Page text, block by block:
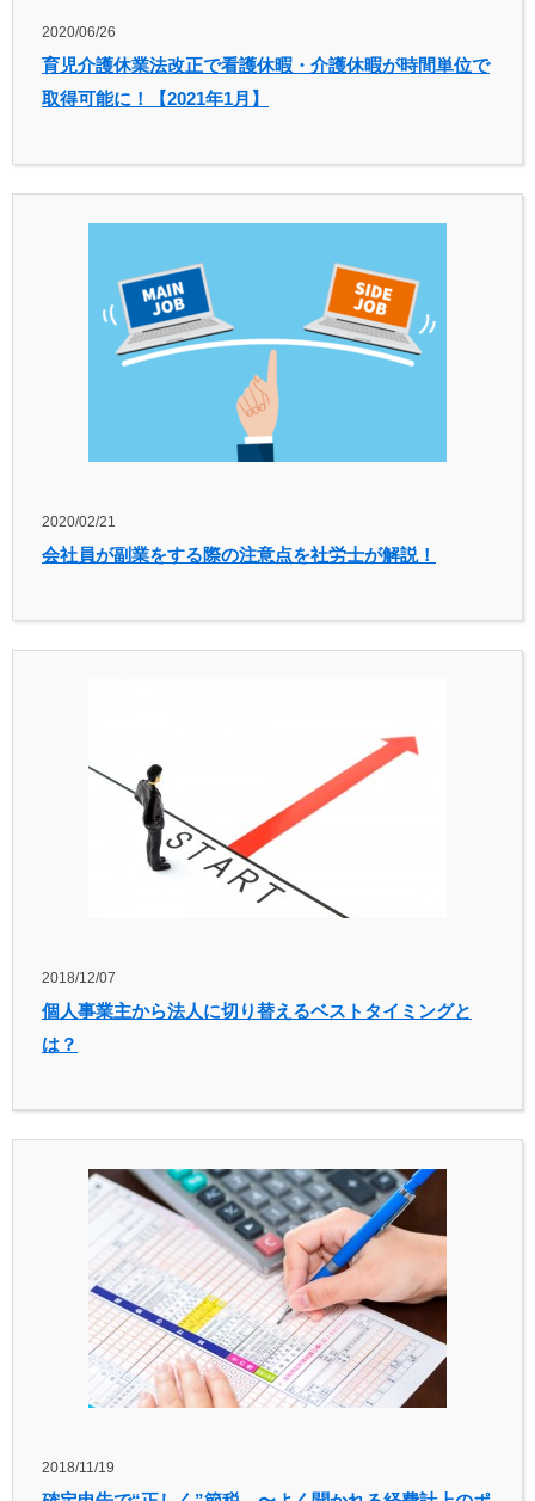
2020/06/26
育児介護休業法改正で看護休暇・介護休暇が時間単位で
取得可能に！【2021年1月】
2020/02/21
会社員が副業をする際の注意点を社労士が解説！
2018/12/07
個人事業主から法人に切り替えるベストタイミングと
は？
2018/11/19